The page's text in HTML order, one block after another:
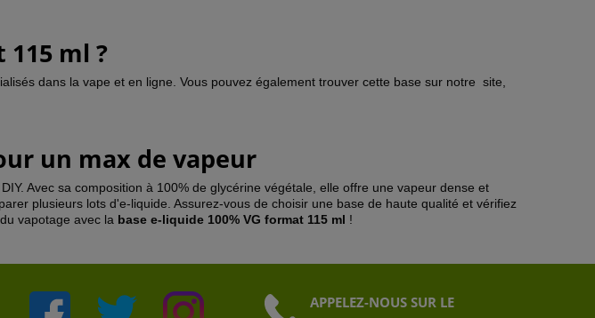
ml ?
dans la vape et en ligne. Vous pouvez également trouver cette base sur notre site,
un max de vapeur
Avec sa composition à 100% de glycérine végétale, elle offre une vapeur dense et
plusieurs lots d'e-liquide. Assurez-vous de choisir une base de haute qualité et vérifiez
vapotage avec la base e-liquide 100% VG format 115 ml !
APPELEZ-NOUS SUR LE